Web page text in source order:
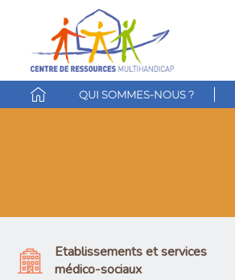
QUI SOMMES-NOUS ?
Etablissements et services
médico-sociaux